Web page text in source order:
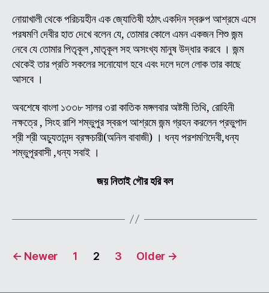
নোয়াখালী থেকে পরিচয়হীন এক জ্যোতিষী হঠাৎ একদিন স্বরুপ আশ্রমে এসে
পরষমণি দেবীর হাত দেখে বলেন যে, তোমার কোলে এমন একজন শিশু জন্ম
নেবে যে তোমার পিতৃকূল ,মাতৃকূল সহ অসংখ্য মানুষ উদ্ধার করবে । জন্ম
থেকেই তার প্রতি সকলের সনোযোগ হবে এবং দলে দলে লোক তার কাছে
আসবে ।
অবশেষে বাংলা ১৩৩৮ সালর ৩রা কাতিক মঙ্গলবার অষ্টমী তিথি, রোহিনী
নক্ষত্রে , সিংহ রাশি শম্ভুপুর স্বরূপ আশ্রমে জন্ম গ্রহন করলেন প্রভুপাদ
শ্রী শ্রী অচ্যুতানন্দ ব্রক্ষচারী(অনিল বাবাজী) । ধন্য পরশমণিদেবী,ধন্য
শম্ভুপূরবাসী ,ধন্য সবাই ।
জয় নিতাই গৌর হরি বল
Posts
← Newer 1 2 3 Older →